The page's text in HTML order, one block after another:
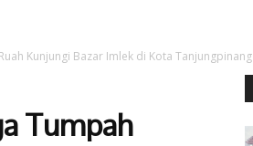
Kunjungi Bazar Imlek di Kota Tanjungpinang
Tumpah